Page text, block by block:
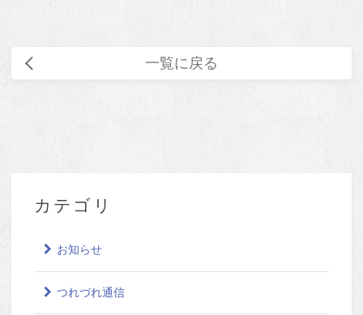
一覧に戻る
カテゴリ
お知らせ
つれづれ通信